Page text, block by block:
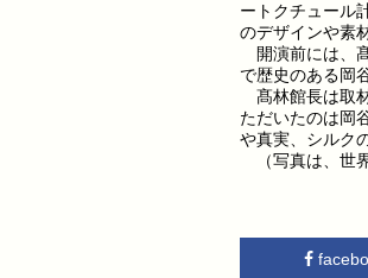
ートクチュール
のデザインや素
開演前には、
で歴史のある岡
髙林館長は取
ただいたのは岡
や真実、シルク
（写真は、世